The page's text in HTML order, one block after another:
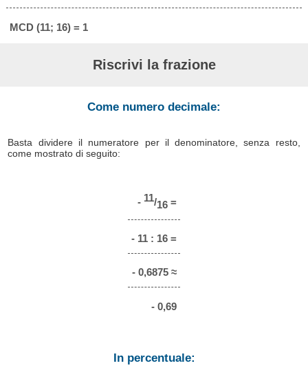
MCD (11; 16) = 1
Riscrivi la frazione
Come numero decimale:
Basta dividere il numeratore per il denominatore, senza resto,
come mostrato di seguito:
- 11/16 =
- 11 : 16 =
- 0,6875 ≈
- 0,69
In percentuale: